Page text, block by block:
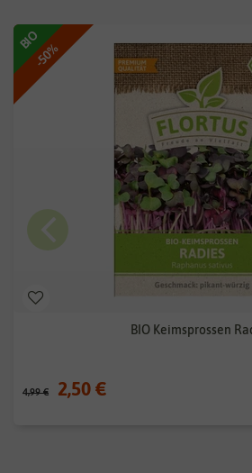
-50%
BIO
BIO Keimsprossen
4,99 € 2,50 €